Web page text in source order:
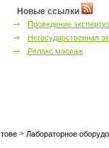
Новые ссылки
Проведение
Негосударственная
Релакс массаж
> Лабораторное